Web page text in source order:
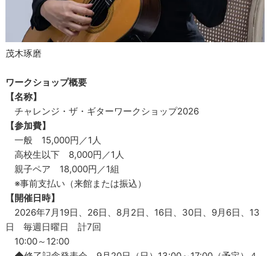
茂木琢磨
ワークショップ概要
【名称】
チャレンジ・ザ・ギターワークショップ2026
【参加費】
一般 15,000円／1人
高校生以下 8,000円／1人
親子ペア 18,000円／1組
※事前支払い（来館または振込）
【開催日時】
2026年7月19日、26日、8月2日、16日、30日、9月6日、13
日 毎週日曜日 計7回
10:00～12:00